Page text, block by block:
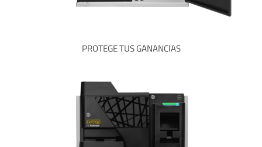
PROTEGE TUS GANANCIAS